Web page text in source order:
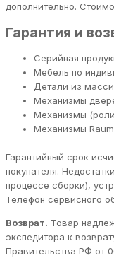
дополнительно.
Гарантия и
Серийная
Мебель по
Детали из
Механизмы
Механизмы
Механизмы
Гарантийный срок
покупателя.
процессе сборки),
Телефон сервисного
Возврат. Товар
экспедитора к
Правительства РФ от